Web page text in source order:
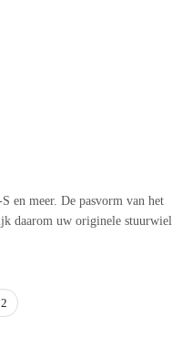
en meer. De pasvorm van het
daarom uw originele stuurwiel